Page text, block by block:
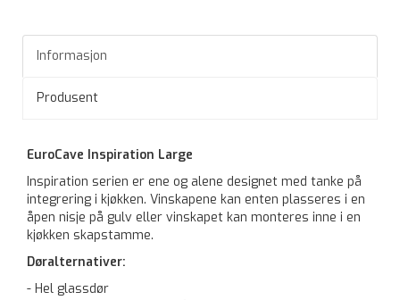
Informasjon
Produsent
EuroCave Inspiration Large
Inspiration serien er ene og alene designet med tanke på
integrering i kjøkken. Vinskapene kan enten plasseres i en
åpen nisje på gulv eller vinskapet kan monteres inne i en
kjøkken skapstamme.
Døralternativer:
- Hel glassdør